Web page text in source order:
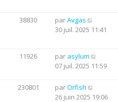
38830 parAvgas
30 juil. 2025 11:41
11926 par asylum
07 juil. 2025 11:59
230801 parOrfish
26 juin 2025 19:06